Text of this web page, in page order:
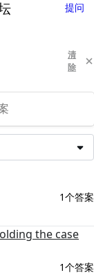
提问
清
除
1个答案
the case
1个答案